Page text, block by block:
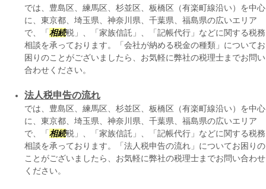
では、豊島区、練馬区、杉並区、板橋区（有楽町線沿い）を中心
に、東京都、埼玉県、神奈川県、千葉県、福島県の広いエリア
で、「 相続税」、「家族信託」、「記帳代行」などに関する税務
相談を承っております。「会社が納める税金の種類」についてお
困りのことがございましたら、お気軽に弊社の税理士までお問い
合わせください。
法人税申告の流れ
では、豊島区、練馬区、杉並区、板橋区（有楽町線沿い）を中心
に、東京都、埼玉県、神奈川県、千葉県、福島県の広いエリア
で、「 相続税」、「家族信託」、「記帳代行」などに関する税務
相談を承っております。「法人税申告の流れ」についてお困りの
ことがございましたら、お気軽に弊社の税理士までお問い合わせ
ください。